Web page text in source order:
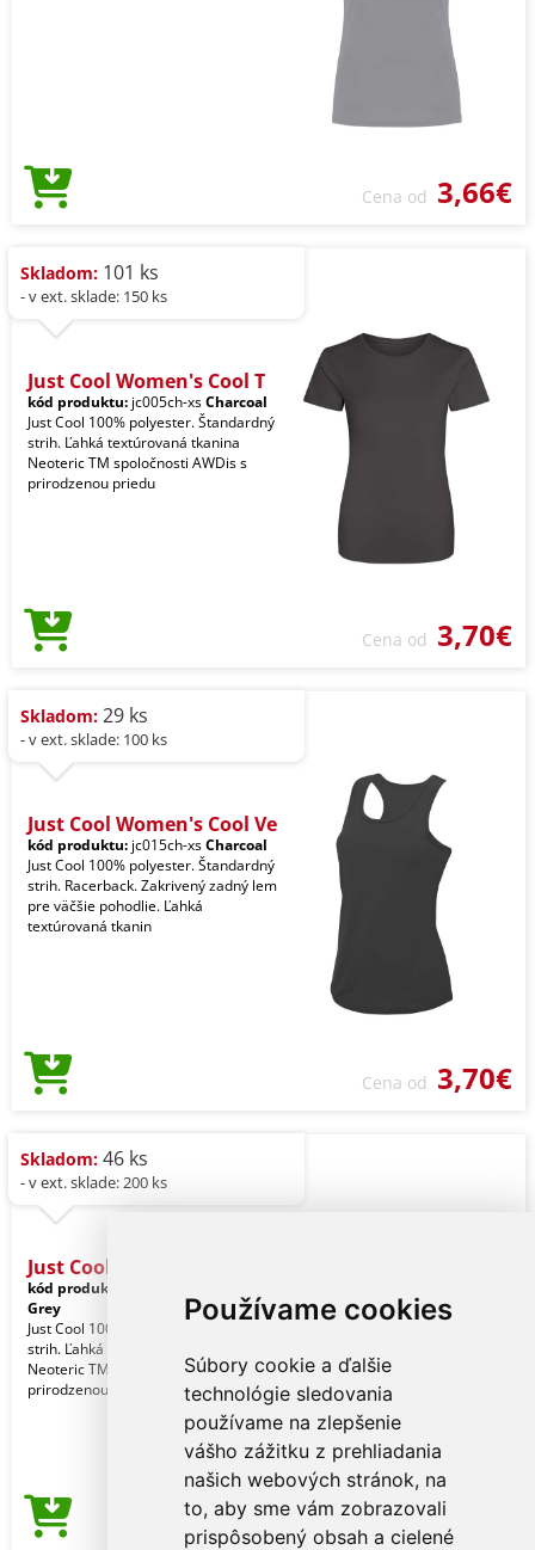
Používame cookies
Súbory cookie a ďalšie
technológie sledovania
používame na zlepšenie
vášho zážitku z prehliadania
našich webových stránok, na
to, aby sme vám zobrazovali
prispôsobený obsah a cielené
Cena od 3,66€
Skladom: 101 ks
- v ext. sklade: 150 ks
Just Cool Women's Cool T
kód produktu: jc005ch-xsCharcoal
Just Cool 100% polyester. Štandardný
strih. Ľahká textúrovaná tkanina
Neoteric TM spoločnosti AWDis s
prirodzenou priedu
Cena od 3,70€
Skladom: 29 ks
- v ext. sklade: 100 ks
Just Cool Women's Cool Ve
kód produktu: jc015ch-xsCharcoal
Just Cool 100% polyester. Štandardný
strih. Racerback. Zakrivený zadný lem
pre väčšie pohodlie. Ľahká
textúrovaná tkanin
Cena od 3,70€
Skladom: 46 ks
- v ext. sklade: 200 ks
Just Cool Women's Cool T
kód produktu:
Grey
Just Cool 100% polyester. Štandardný
strih. Ľahká textúrovaná tkanina
Neoteric TM spoločnosti AWDis s
prirodzenou priedu
Cena od 3,70€